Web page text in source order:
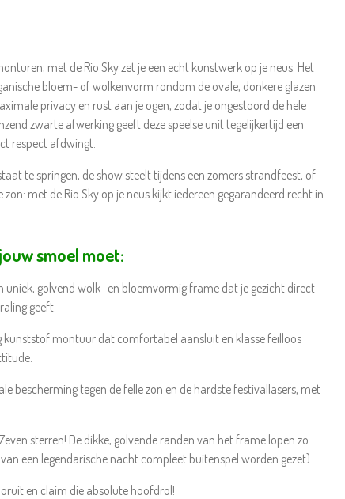
met de Rio Sky zet je een echt kunstwerk op je neus. Het
bloem- of wolkenvorm rondom de ovale, donkere glazen.
privacy en rust aan je ogen, zodat je ongestoord de hele
zwarte afwerking geeft deze speelse unit tegelijkertijd een
respect afdwingt.
te springen, de show steelt tijdens een zomers strandfeest, of
met de Rio Sky op je neus kijkt iedereen gegarandeerd recht in
smoel moet:
uniek, golvend wolk- en bloemvormig frame dat je gezicht direct
geeft.
kunststof montuur dat comfortabel aansluit en klasse feilloos
bescherming tegen de felle zon en de hardste festivallasers, met
(Zeven sterren! De dikke, golvende randen van het frame lopen zo
een legendarische nacht compleet buitenspel worden gezet).
en claim die absolute hoofdrol!